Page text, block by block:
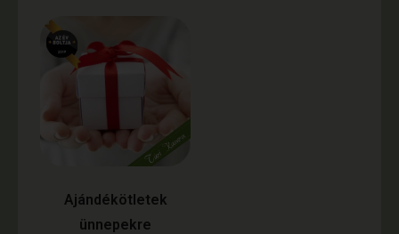
Ajándékötletek
ünnepekre